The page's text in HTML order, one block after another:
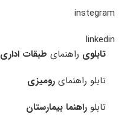
instegram
linkedin
تابلوی راهنمای طبقات اداری
تابلو راهنمای رومیزی
تابلو راهنما بیمارستان